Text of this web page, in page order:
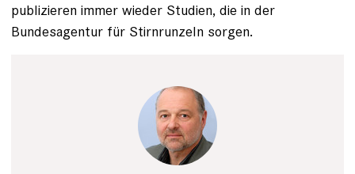
publizieren immer wieder Studien, die in der
Bundesagentur für Stirnrunzeln sorgen.